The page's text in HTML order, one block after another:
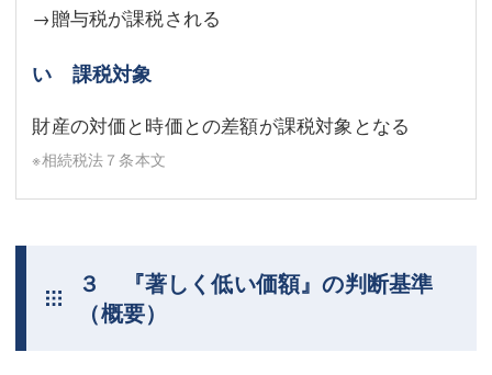
→贈与税が課税される
い 課税対象
財産の対価と時価との差額が課税対象となる
※相続税法７条本文
３ 『著しく低い価額』の判断基準
（概要）